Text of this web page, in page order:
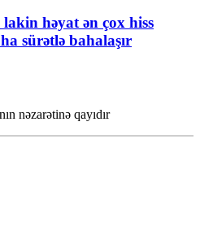
həyat ən çox hiss
sürətlə bahalaşır
nəzarətinə qayıdır